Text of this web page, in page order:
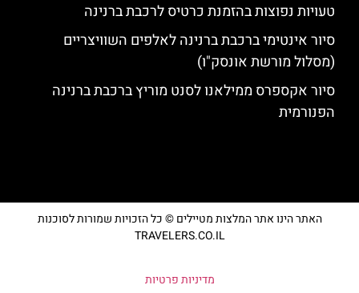
טעויות נפוצות בהזמנת כרטיס לרכבת ברנינה
סיור אינטימי ברכבת ברנינה לאלפים השוויצריים
(מסלול מורשת אונסק"ו)
סיור אקספרס ממילאנו לסנט מוריץ ברכבת ברנינה
הפנורמית
האתר הינו אתר המלצות מטיילים © כל הזכויות שמורות לסוכנות
TRAVELERS.CO.IL
מדיניות פרטיות